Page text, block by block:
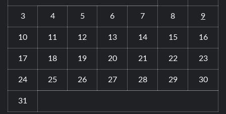
3 4 5 6 7 8 9
10 11 12 13 14 15 16
17 18 19 20 21 22 23
24 25 26 27 28 29 30
31